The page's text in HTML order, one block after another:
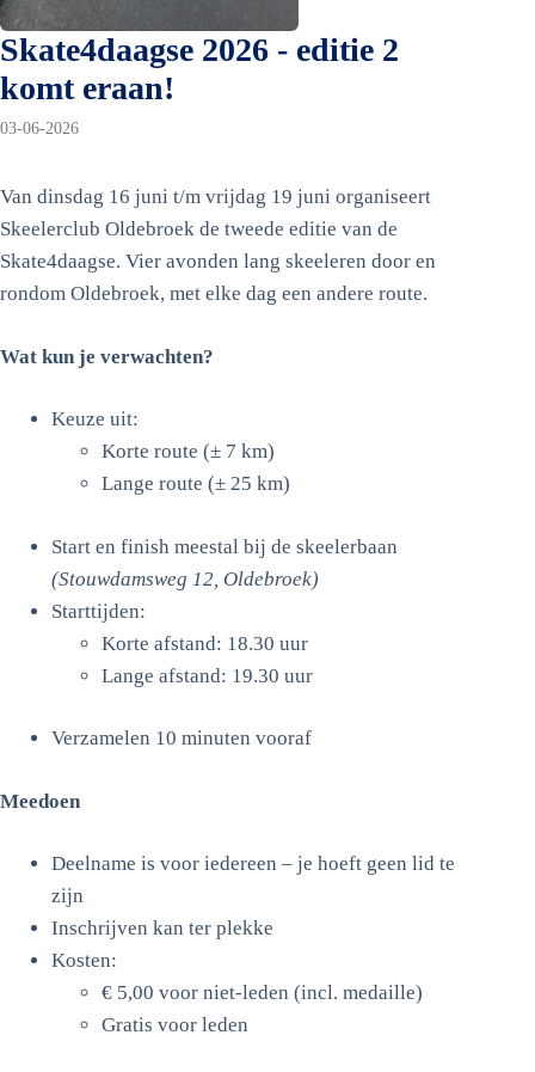
Skate4daagse 2026 - editie 2
komt eraan!
03-06-2026
Van dinsdag 16 juni t/m vrijdag 19 juni organiseert
Skeelerclub Oldebroek de tweede editie van de
Skate4daagse. Vier avonden lang skeeleren door en
rondom Oldebroek, met elke dag een andere route.
Wat kun je verwachten?
Keuze uit:
Korte route (± 7 km)
Lange route (± 25 km)
Start en finish meestal bij de skeelerbaan
(Stouwdamsweg 12, Oldebroek)
Starttijden:
Korte afstand: 18.30 uur
Lange afstand: 19.30 uur
Verzamelen 10 minuten vooraf
Meedoen
Deelname is voor iedereen – je hoeft geen lid te
zijn
Inschrijven kan ter plekke
Kosten:
€ 5,00 voor niet-leden (incl. medaille)
Gratis voor leden